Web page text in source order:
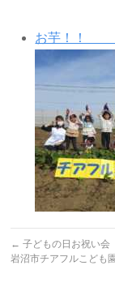
お芋！！
← 子どもの日お
岩沼市チアフルこども